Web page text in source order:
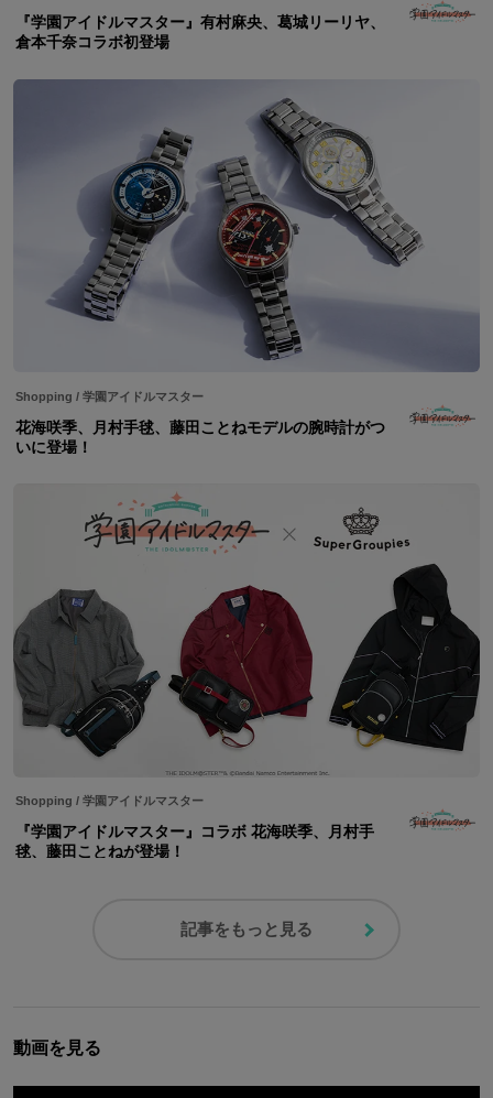
『学園アイドルマスター』有村麻央、葛城リーリヤ、
倉本千奈コラボ初登場
Shopping / 学園アイドルマスター
花海咲季、月村手毬、藤田ことねモデルの腕時計がつ
いに登場！
Shopping / 学園アイドルマスター
『学園アイドルマスター』コラボ 花海咲季、月村手
毬、藤田ことねが登場！
記事をもっと見る
動画を見る